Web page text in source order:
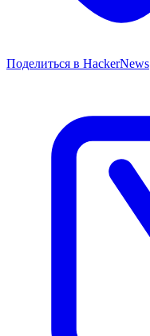
Поделиться в HackerNews